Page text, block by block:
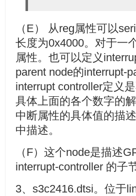
（E） 从reg属性可以
长度为0x4000。对于一
属性。也可以定义
parent node的interrupt-
interrupt controller定义
具体上面的各个数字的
中断属性的具体值的描
中描述。
（F）这个node是描述
interrupt-controller 的子
3、s3c2416.dtsi。位于